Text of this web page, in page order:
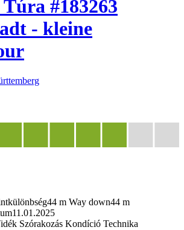
#183263
- kleine
44 m Way down44 m
11.01.2025
Szórakozás Kondíció Technika